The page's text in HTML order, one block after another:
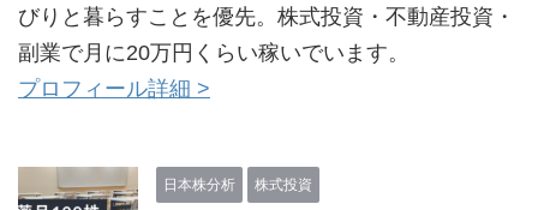
びりと暮らすことを優先。株式投資・不動産投資・
副業で月に20万円くらい稼いでいます。
プロフィール詳細 >
日本株分析 株式投資